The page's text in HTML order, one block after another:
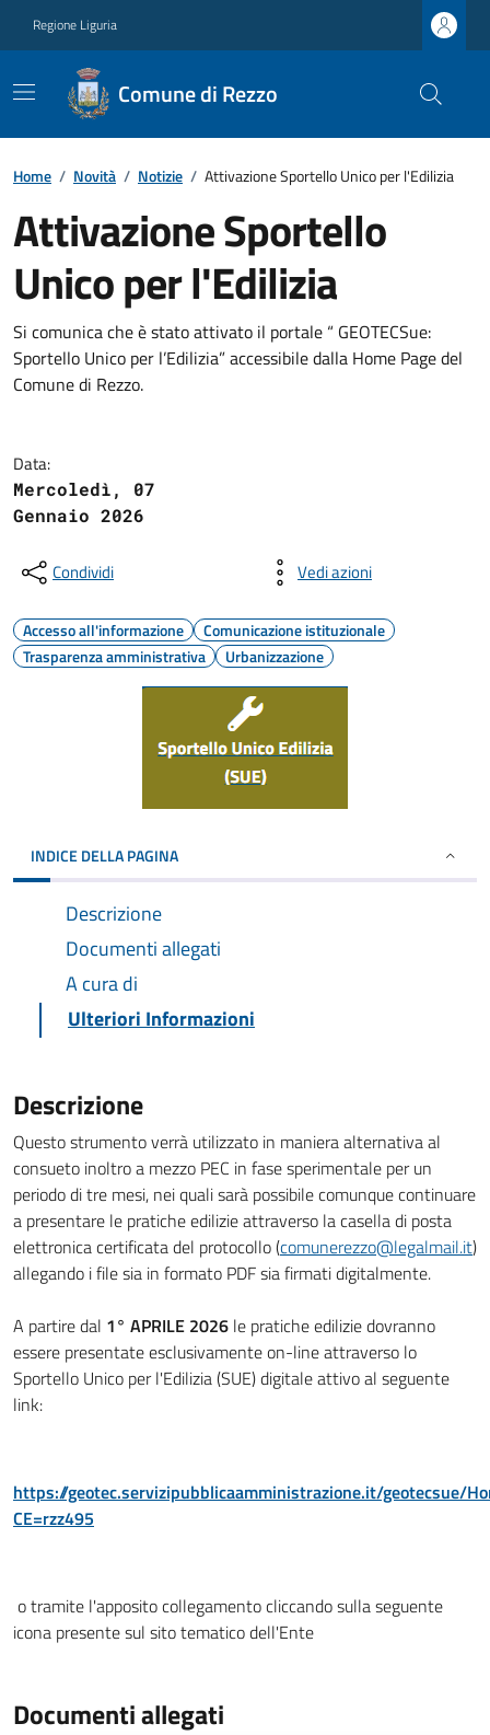
Regione Liguria
Comune di Rezzo
Home / Novità / Notizie / Attivazione Sportello Unico per l'Edilizia
Attivazione Sportello
Unico per l'Edilizia
Si comunica che è stato attivato il portale “ GEOTECSue:
Sportello Unico per l’Edilizia” accessibile dalla Home Page del
Comune di Rezzo.
Data:
Mercoledì, 07
Gennaio 2026
Condividi Vedi azioni
Accesso all'informazione
Comunicazione istituzionale
Trasparenza amministrativa
Urbanizzazione
INDICE DELLA PAGINA
Descrizione
Documenti allegati
A cura di
Ulteriori Informazioni
Descrizione
Questo strumento verrà utilizzato in maniera alternativa al
consueto inoltro a mezzo PEC in fase sperimentale per un
periodo di tre mesi, nei quali sarà possibile comunque continuare
a presentare le pratiche edilizie attraverso la casella di posta
elettronica certificata del protocollo (comunerezzo@legalmail.it)
allegando i file sia in formato PDF sia firmati digitalmente.
A partire dal 1° APRILE 2026 le pratiche edilizie dovranno
essere presentate esclusivamente on-line attraverso lo
Sportello Unico per l'Edilizia (SUE) digitale attivo al seguente
link:
https://geotec.servizipubblicaamministrazione.it/geotecsue/
CE=rzz495
o tramite l'apposito collegamento cliccando sulla seguente
icona presente sul sito tematico dell'Ente
Documenti allegati